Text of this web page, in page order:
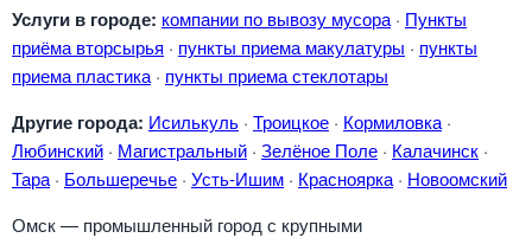
Услуги в городе: компании по вывозу мусора · Пункты
приёма вторсырья · пункты приема макулатуры · пункты
приема пластика · пункты приема стеклотары
Другие города: Исилькуль · Троицкое · Кормиловка ·
Любинский · Магистральный · Зелёное Поле · Калачинск ·
Тара · Большеречье · Усть-Ишим · Красноярка · Новоомский
Омск — промышленный город с крупными